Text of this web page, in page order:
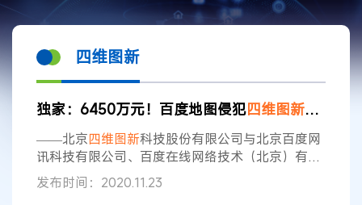
四维图新
独家：6450万元！百度地图侵犯四维图新电子地
——北京四维图新科技股份有限公司与北京百度网
讯科技有限公司、百度在线网络技术（北京）有限
公司、百度云计算技术（北京）有限公司著作权侵
权及不正当竞争纠纷案 11月20日晚间，北京
发布时间：2020.11.23